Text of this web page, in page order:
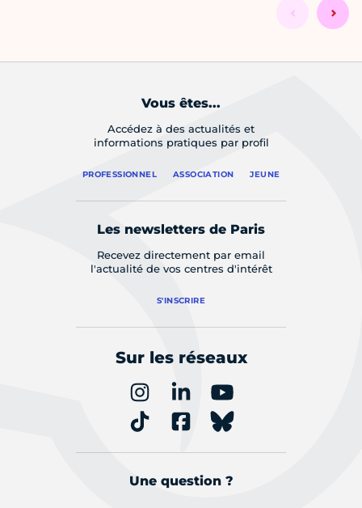
Vous êtes...
Accédez à des actualités et
informations pratiques par profil
PROFESSIONNEL ASSOCIATION JEUNE
Les newsletters de Paris
Recevez directement par email
l'actualité de vos centres d'intérêt
S'INSCRIRE
Sur les réseaux
Une question ?